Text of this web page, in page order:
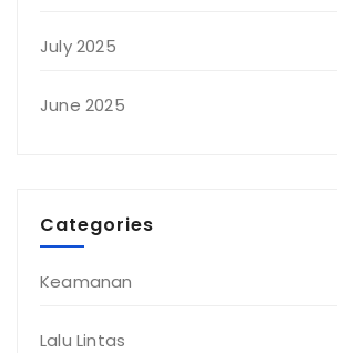
July 2025
June 2025
Categories
Keamanan
Lalu Lintas